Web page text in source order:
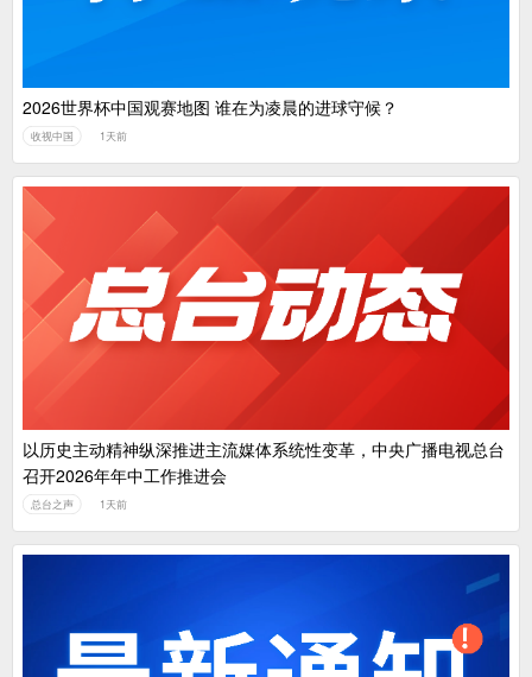
2026世界杯中国观赛地图 谁在为凌晨的进球守候？
收视中国 1天前
以历史主动精神纵深推进主流媒体系统性变革，中央广播电视总台
召开2026年年中工作推进会
总台之声 1天前